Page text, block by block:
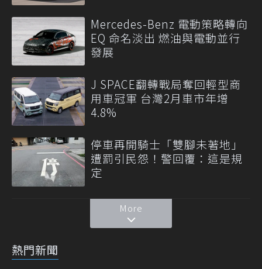
Mercedes-Benz 電動策略轉向
EQ 命名淡出 燃油與電動並行
發展
J SPACE翻轉戰局奪回輕型商
用車冠軍 台灣2月車市年增
4.8%
停車再開騎士「雙腳未著地」
遭罰引民怨！警回覆：這是規
定
More
熱門新聞